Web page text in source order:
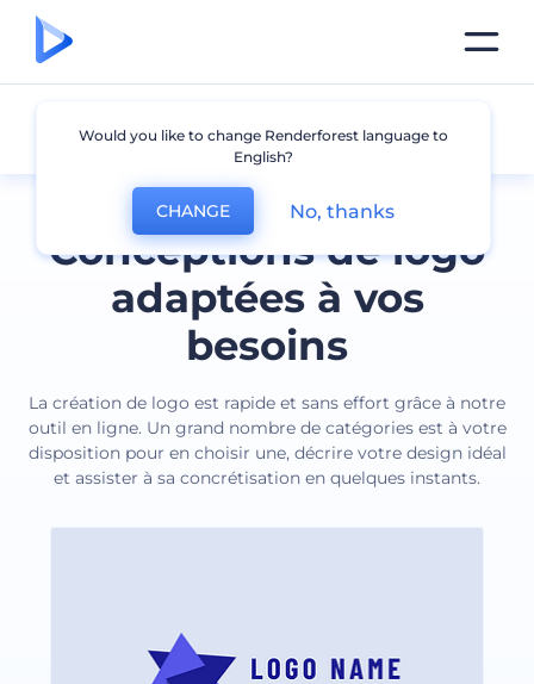
Conceptions de logo
adaptées à vos
besoins
La création de logo est rapide et sans effort grâce à notre
outil en ligne. Un grand nombre de catégories est à votre
disposition pour en choisir une, décrire votre design idéal
et assister à sa concrétisation en quelques instants.
Tous les logos
Would you like to change Renderforest language to
English?
CHANGE No, thanks